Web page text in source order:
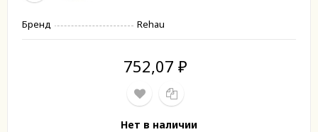
Бренд Rehau
752,07 ₽
Нет в наличии